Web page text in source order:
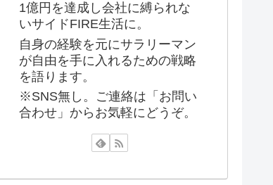
1億円を達成し会社に縛られな
いサイドFIRE生活に。
自身の経験を元にサラリーマン
が自由を手に入れるための戦略
を語ります。
※SNS無し。ご連絡は「お問い
合わせ」からお気軽にどうぞ。